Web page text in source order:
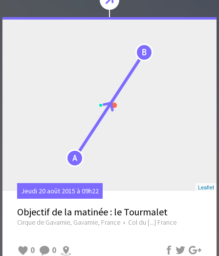
A
B
Leaflet
Jeudi 20 août 2015 à 09h22
Objectif de la matinée : le Tourmalet
Cirque de Gavarnie, Gavarnie, France › Col du [...] France
0 0